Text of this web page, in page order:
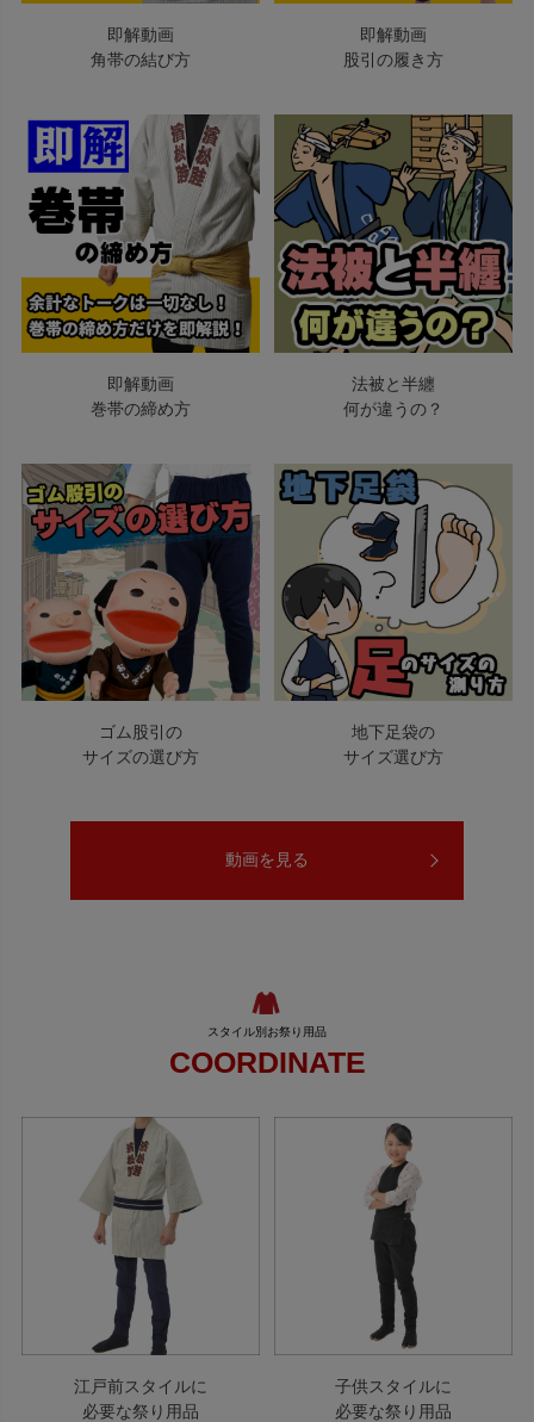
即解動画
角帯の結び方
即解動画
股引の履き方
即解動画
巻帯の締め方
法被と半纏
何が違うの？
ゴム股引の
サイズの選び方
地下足袋の
サイズ選び方
動画を見る
COORDINATE
江戸前スタイルに
必要な祭り用品
子供スタイルに
必要な祭り用品